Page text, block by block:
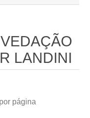
LANDINI
página